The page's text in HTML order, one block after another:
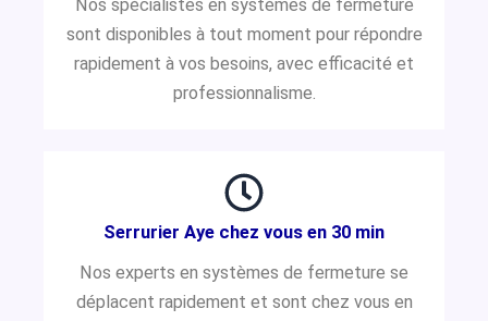
Nos spécialistes en systèmes de fermeture
sont disponibles à tout moment pour répondre
rapidement à vos besoins, avec efficacité et
professionnalisme.
Serrurier Aye chez vous en 30 min
Nos experts en systèmes de fermeture se
déplacent rapidement et sont chez vous en